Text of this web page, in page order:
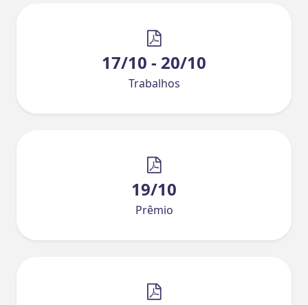
17/10 - 20/10
Trabalhos
19/10
Prêmio